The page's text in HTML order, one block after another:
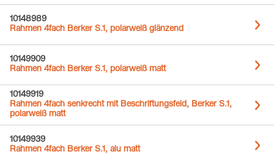
10148989
Rahmen 4fach Berker S.1, polarweiß glänzend
10149909
Rahmen 4fach Berker S.1, polarweiß matt
10149919
Rahmen 4fach senkrecht mit Beschriftungsfeld, Berker S.1,
polarweiß matt
10149939
Rahmen 4fach Berker S.1, alu matt